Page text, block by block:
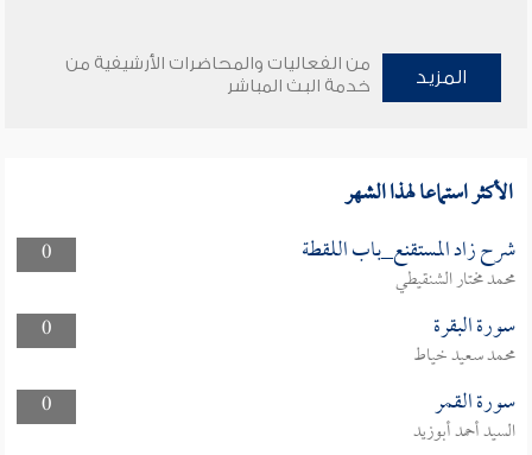
المزيد
من الفعاليات والمحاضرات الأرشيفية من
خدمة البث المباشر
الأكثر استماعا لهذا الشهر
0 شرح زاد المستقنع_باب اللقطة
محمد مختار الشنقيطي
0
سورة البقرة
محمد سعيد خياط
0
سورة القمر
السيد أحمد أبوزيد